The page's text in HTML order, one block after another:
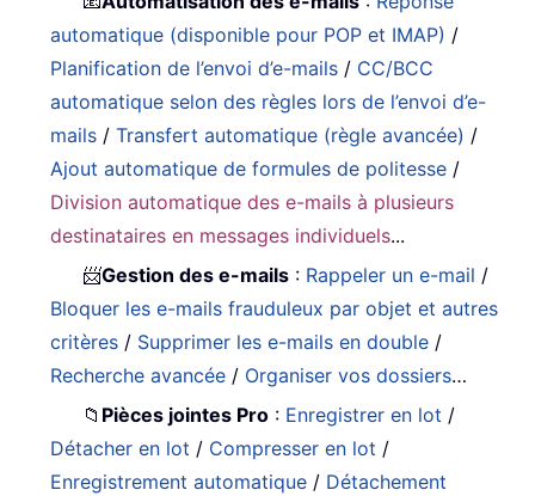
automatique (disponible pour POP et IMAP) /
Planification de l’envoi d’e-mails / CC/BCC
automatique selon des règles lors de l’envoi d’e-
mails /Transfert automatique (règle avancée) /
Ajout automatique de formules de politesse /
Division automatique des e-mails à plusieurs
destinataires en messages individuels...
📨Gestion des e-mails : Rappeler un e-mail /
Bloquer les e-mails frauduleux par objet et autres
critères / Supprimer les e-mails en double /
Recherche avancée / Organiser vos dossiers…
📁 Pièces jointes Pro : Enregistrer en lot /
Détacher en lot / Compresser en lot /
Enregistrement automatique / Détachement